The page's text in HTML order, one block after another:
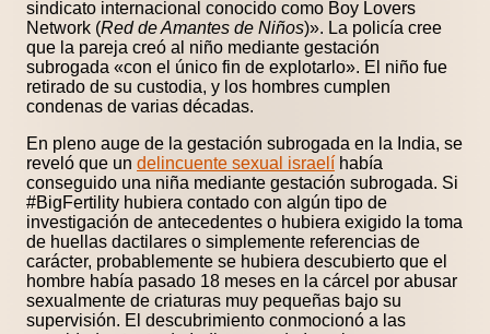
sindicato internacional conocido como Boy Lovers
Network (Red de Amantes de Niños)». La policía cree
que la pareja creó al niño mediante gestación
subrogada «con el único fin de explotarlo». El niño fue
retirado de su custodia, y los hombres cumplen
condenas de varias décadas.
En pleno auge de la gestación subrogada en la India, se
reveló que un delincuente sexual israelí había
conseguido una niña mediante gestación subrogada. Si
#BigFertility hubiera contado con algún tipo de
investigación de antecedentes o hubiera exigido la toma
de huellas dactilares o simplemente referencias de
carácter, probablemente se hubiera descubierto que el
hombre había pasado 18 meses en la cárcel por abusar
sexualmente de criaturas muy pequeñas bajo su
supervisión. El descubrimiento conmocionó a las